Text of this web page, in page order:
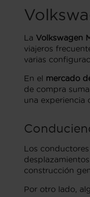
La Volkswagen
viajeros
varias
En el mercado
de compra
una experiencia
Los
construcción
Por otro lado,